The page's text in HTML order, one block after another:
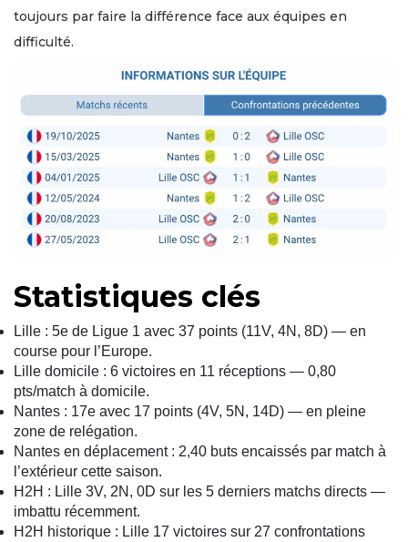
toujours par faire la différence face aux équipes en
difficulté.
Statistiques clés
Lille : 5e de Ligue 1 avec 37 points (11V, 4N, 8D) — en
course pour l’Europe.
Lille domicile : 6 victoires en 11 réceptions — 0,80
pts/match à domicile.
Nantes : 17e avec 17 points (4V, 5N, 14D) — en pleine
zone de relégation.
Nantes en déplacement : 2,40 buts encaissés par match à
l’extérieur cette saison.
H2H : Lille 3V, 2N, 0D sur les 5 derniers matchs directs —
imbattu récemment.
H2H historique : Lille 17 victoires sur 27 confrontations